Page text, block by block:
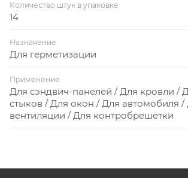
Количество штук в упаковке
14
Назначение
Для герметизации
Применение
Для сэндвич-панелей / Для кровли /
стыков / Для окон / Для автомобиля /
вентиляции / Для контробрешетки